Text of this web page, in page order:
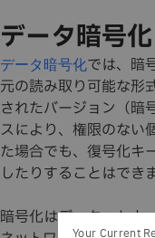
データ暗号化
データ暗号化では、暗
元の読み取り可能な形
されたバージョン（暗
スにより、権限のない
た場合でも、復号化キ
したりすることはでき
暗号化はデータ・セキ
Your Current